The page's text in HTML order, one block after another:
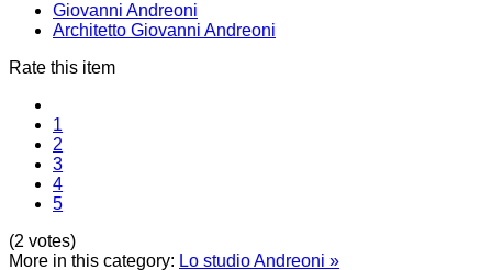
Giovanni Andreoni
Architetto Giovanni Andreoni
Rate this item
1
2
3
4
5
(2 votes)
More in this category: Lo studio Andreoni »